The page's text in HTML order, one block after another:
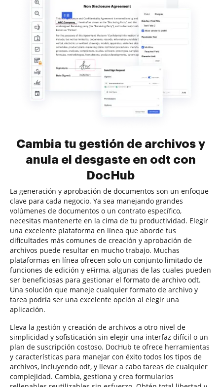
Cambia tu gestión de archivos y
anula el desgaste en odt con
DocHub
La generación y aprobación de documentos son un enfoque
clave para cada negocio. Ya sea manejando grandes
volúmenes de documentos o un contrato específico,
necesitas mantenerte en la cima de tu productividad. Elegir
una excelente plataforma en línea que aborde tus
dificultades más comunes de creación y aprobación de
archivos puede resultar en mucho trabajo. Muchas
plataformas en línea ofrecen solo un conjunto limitado de
funciones de edición y eFirma, algunas de las cuales pueden
ser beneficiosas para gestionar el formato de archivo odt.
Una solución que maneje cualquier formato de archivo y
tarea podría ser una excelente opción al elegir una
aplicación.
Lleva la gestión y creación de archivos a otro nivel de
simplicidad y sofisticación sin elegir una interfaz difícil o un
plan de suscripción costoso. DocHub te ofrece herramientas
y características para manejar con éxito todos los tipos de
archivos, incluyendo odt, y llevar a cabo tareas de cualquier
complejidad. Cambia, gestiona y crea formularios